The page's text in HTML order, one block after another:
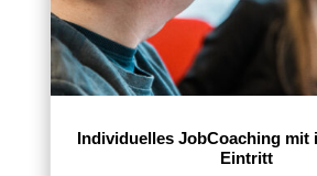
Individuelles JobCoaching mit
Eintritt